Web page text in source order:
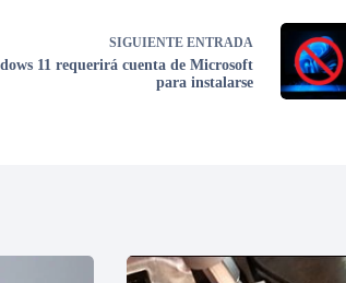
SIGUIENTEENTRADA
11 requerirá cuenta de Microsoft
para instalarse